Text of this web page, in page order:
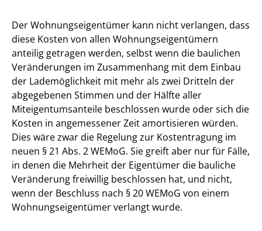
Der Wohnungseigentümer kann nicht verlangen, dass
diese Kosten von allen Wohnungseigentümern
anteilig getragen werden, selbst wenn die baulichen
Veränderungen im Zusammenhang mit dem Einbau
der Lademöglichkeit mit mehr als zwei Dritteln der
abgegebenen Stimmen und der Hälfte aller
Miteigentumsanteile beschlossen wurde oder sich die
Kosten in angemessener Zeit amortisieren würden.
Dies wäre zwar die Regelung zur Kostentragung im
neuen § 21 Abs. 2 WEMoG. Sie greift aber nur für Fälle,
in denen die Mehrheit der Eigentümer die bauliche
Veränderung freiwillig beschlossen hat, und nicht,
wenn der Beschluss nach § 20 WEMoG von einem
Wohnungseigentümer verlangt wurde.